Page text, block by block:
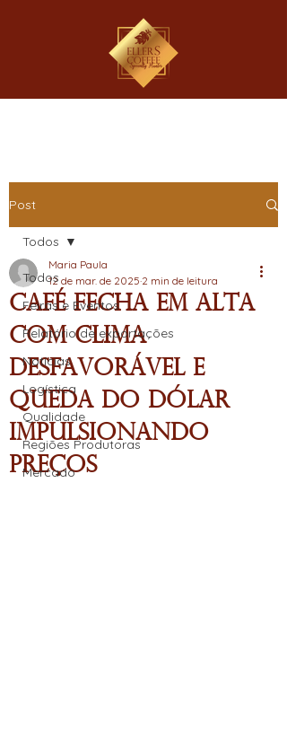
Post
Todos
Feiras e Eventos
Relatório de exportações
Notícias
Logística
Qualidade
Regiões Produtoras
Mercado
Todos
Café Fecha em Alta
com Clima
Desfavorável e
Queda do Dólar
Impulsionando
Preços
Maria Paula
12 de mar. de 2025 2 min de leitura